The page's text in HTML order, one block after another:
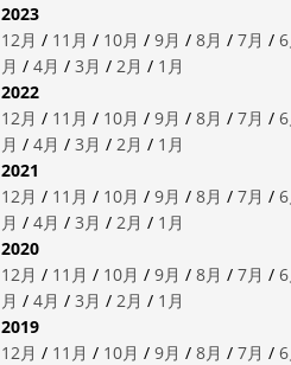
2023
12月 / 11月 / 10月 / 9月 / 8月 / 7月 / 6
月 / 4月 / 3月 / 2月 / 1月
2022
12月 / 11月 / 10月 / 9月 / 8月 / 7月 / 6
月 / 4月 / 3月 / 2月 / 1月
2021
12月 / 11月 / 10月 / 9月 / 8月 / 7月 / 6
月 / 4月 / 3月 / 2月 / 1月
2020
12月 / 11月 / 10月 / 9月 / 8月 / 7月 / 6
月 / 4月 / 3月 / 2月 / 1月
2019
12月 / 11月 / 10月 / 9月 / 8月 / 7月 / 6